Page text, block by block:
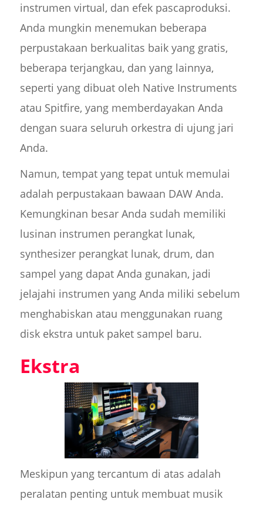
instrumen virtual, dan efek pascaproduksi.
Anda mungkin menemukan beberapa
perpustakaan berkualitas baik yang gratis,
beberapa terjangkau, dan yang lainnya,
seperti yang dibuat oleh Native Instruments
atau Spitfire, yang memberdayakan Anda
dengan suara seluruh orkestra di ujung jari
Anda.
Namun, tempat yang tepat untuk memulai
adalah perpustakaan bawaan DAW Anda.
Kemungkinan besar Anda sudah memiliki
lusinan instrumen perangkat lunak,
synthesizer perangkat lunak, drum, dan
sampel yang dapat Anda gunakan, jadi
jelajahi instrumen yang Anda miliki sebelum
menghabiskan atau menggunakan ruang
disk ekstra untuk paket sampel baru.
Ekstra
Meskipun yang tercantum di atas adalah
peralatan penting untuk membuat musik